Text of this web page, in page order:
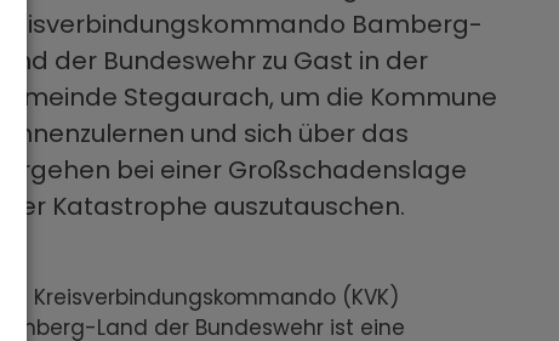
Kreisverbindungskommando Bamberg-
Land der Bundeswehr zu Gast in der
Gemeinde Stegaurach, um die Kommune
kennenzulernen und sich über das
Vorgehen bei einer Großschadenslage
oder Katastrophe auszutauschen.
Das Kreisverbindungskommando (KVK)
Bamberg-Land der Bundeswehr ist eine